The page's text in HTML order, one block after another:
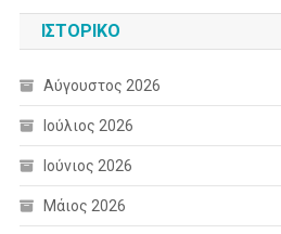
ΙΣΤΟΡΙΚΌ
Αύγουστος 2026
Ιούλιος 2026
Ιούνιος 2026
Μάιος 2026